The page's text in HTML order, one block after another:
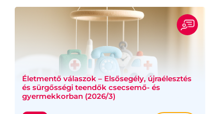
Életmentő válaszok – Elsősegély, újraélesztés
és sürgősségi teendők csecsemő- és
gyermekkorban (2026/3)